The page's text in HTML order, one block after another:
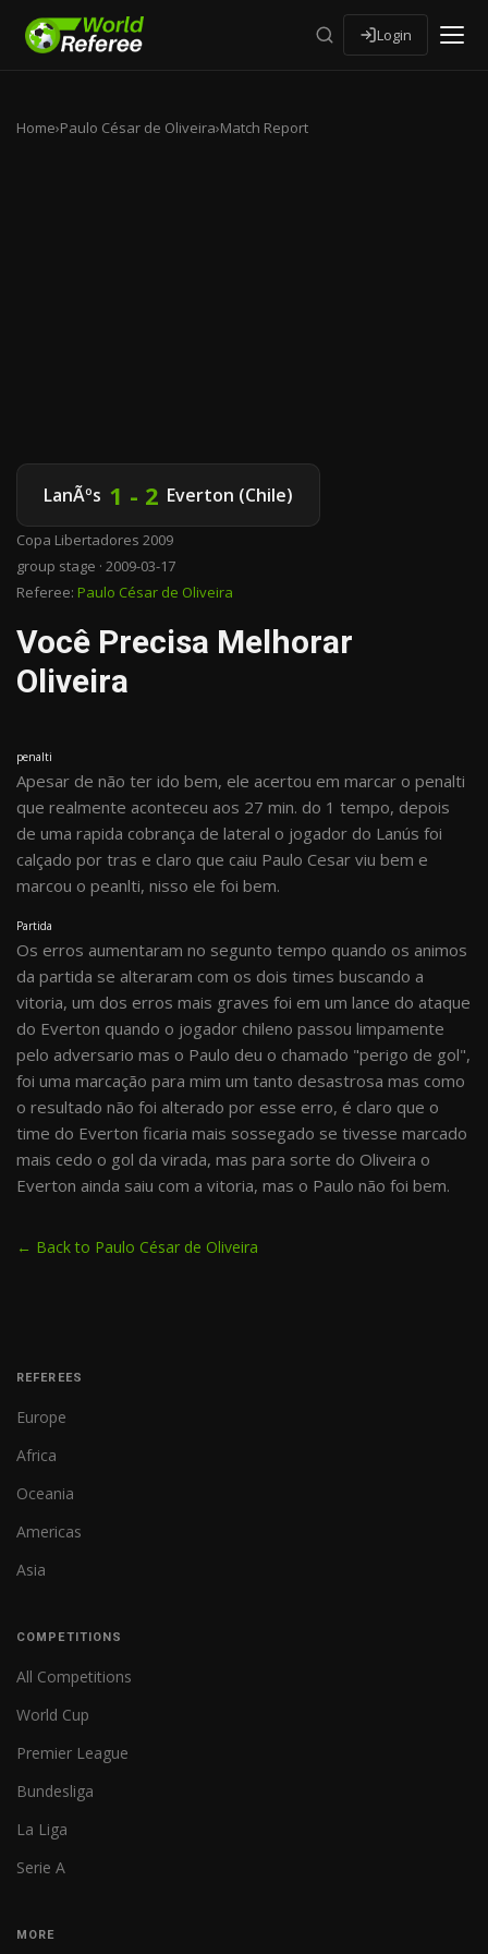
Login
Home›Paulo César de Oliveira›Match Report
LanÃºs 1 - 2 Everton (Chile)
Copa Libertadores 2009
group stage · 2009-03-17
Referee: Paulo César de Oliveira
Você Precisa Melhorar
Oliveira
penalti
Apesar de não ter ido bem, ele acertou em marcar o penalti
que realmente aconteceu aos 27 min. do 1 tempo, depois
de uma rapida cobrança de lateral o jogador do Lanús foi
calçado por tras e claro que caiu Paulo Cesar viu bem e
marcou o peanlti, nisso ele foi bem.
Partida
Os erros aumentaram no segunto tempo quando os animos
da partida se alteraram com os dois times buscando a
vitoria, um dos erros mais graves foi em um lance do ataque
do Everton quando o jogador chileno passou limpamente
pelo adversario mas o Paulo deu o chamado "perigo de gol",
foi uma marcação para mim um tanto desastrosa mas como
o resultado não foi alterado por esse erro, é claro que o
time do Everton ficaria mais sossegado se tivesse marcado
mais cedo o gol da virada, mas para sorte do Oliveira o
Everton ainda saiu com a vitoria, mas o Paulo não foi bem.
← Back to Paulo César de Oliveira
REFEREES
Europe
Africa
Oceania
Americas
Asia
COMPETITIONS
All Competitions
World Cup
Premier League
Bundesliga
La Liga
Serie A
MORE